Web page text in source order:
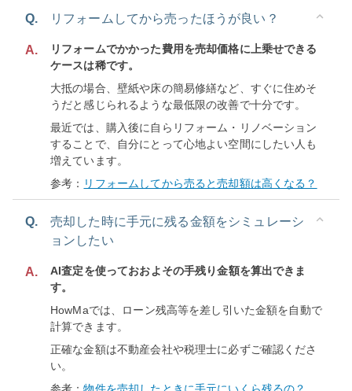
Q. リフォームしてから売ったほうが良い？
A.
リフォームでかかった費用を売却価格に上乗せできる
ケースは稀です。
大抵の場合、壁紙や床の簡易修繕など、すぐに住めそ
うだと感じられるような最低限の改善で十分です。
最近では、購入後に自らリフォーム・リノベーション
することで、自分にとって心地よい空間にしたい人も
増えています。
参考： リフォームしてから売ると売却額は高くなる？
Q.
売却した時に手元に残る金額をシミュレーシ
ョンしたい
A.
AI査定を使っておおよその手残り金額を算出できま
す。
HowMaでは、ローン残高等を差し引いた金額を自動で
計算できます。
正確な金額は不動産会社や税理士に必ずご確認くださ
い。